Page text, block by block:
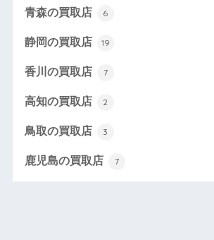
青森の買取店 6
静岡の買取店 19
香川の買取店 7
高知の買取店 2
鳥取の買取店 3
鹿児島の買取店 7